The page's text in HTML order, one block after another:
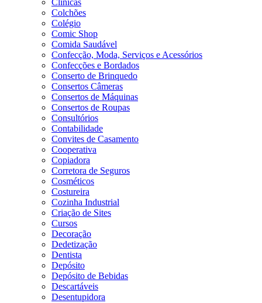
Clínicas
Colchões
Colégio
Comic Shop
Comida Saudável
Confecção, Moda, Serviços e Acessórios
Confecções e Bordados
Conserto de Brinquedo
Consertos Câmeras
Consertos de Máquinas
Consertos de Roupas
Consultórios
Contabilidade
Convites de Casamento
Cooperativa
Copiadora
Corretora de Seguros
Cosméticos
Costureira
Cozinha Industrial
Criação de Sites
Cursos
Decoração
Dedetização
Dentista
Depósito
Depósito de Bebidas
Descartáveis
Desentupidora